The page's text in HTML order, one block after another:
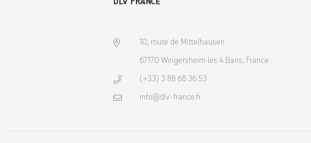
10, route de Mittelhausen
67170 Wingersheim les 4 Bans, France
(+33) 3 88 68 36 53
info@dlv-france.fr